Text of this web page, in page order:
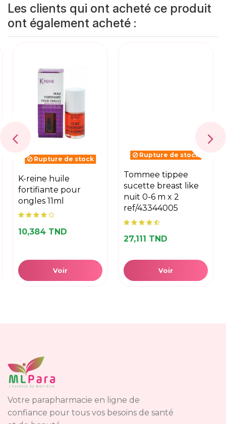
Les clients qui ont acheté ce produit
ont également acheté :
Rupture de stock
k-reine huile
fortifiante pour
ongles 11ml
10,384 TND
Voir
Rupture de stock
tommee tippee
sucette breast like
nuit 0-6 m x 2
ref/43344005
27,111 TND
Voir
Votre parapharmacie en ligne de
confiance pour tous vos besoins de santé